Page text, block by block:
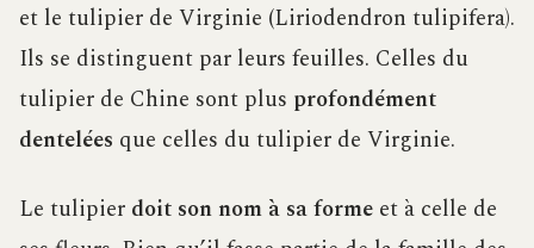
et le tulipier de Virginie (Liriodendron tulipifera).
Ils se distinguent par leurs feuilles. Celles du
tulipier de Chine sont plus profondément
dentelées que celles du tulipier de Virginie.
Le tulipier doit son nom à sa forme et à celle de